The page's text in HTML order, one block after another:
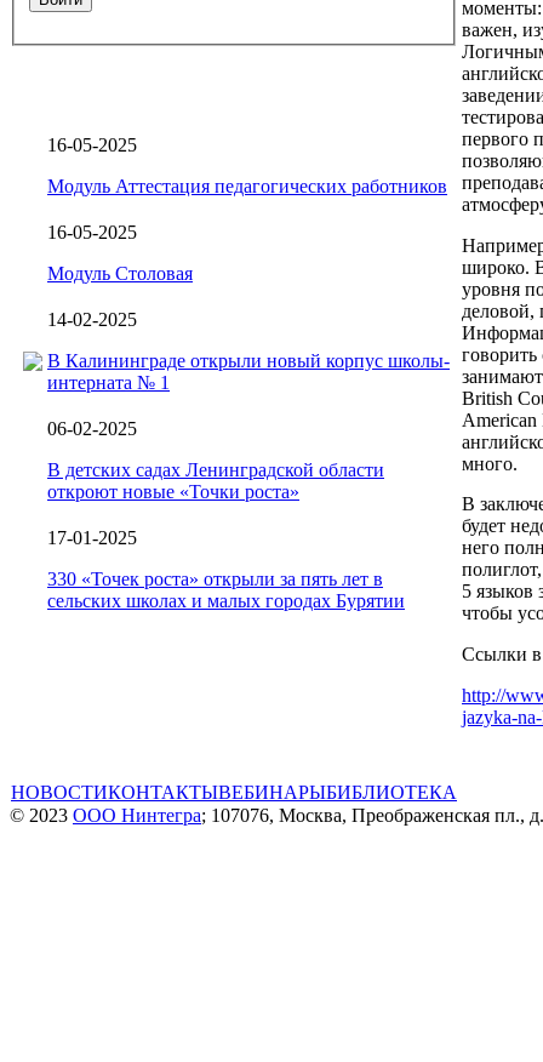
16-05-2025
Модуль Аттестация педагогических работников
16-05-2025
Модуль Столовая
14-02-2025
В Калининграде открыли новый корпус школы-
интерната № 1
06-02-2025
В детских садах Ленинградской области
откроют новые «Точки роста»
17-01-2025
330 «Точек роста» открыли за пять лет в
сельских школах и малых городах Бурятии
моменты:
важен,
первого
широко.
уровня
деловой,
говорить
British
American
много.
В
будет
него
5 языков
чтобы
Ссылки в
http://
jazyka-
НОВОСТИКОНТАКТЫВЕБИНАРЫБИБЛИОТЕКА
© 2023 ООО Нинтегра; 107076, Москва, Преображенская пл.,